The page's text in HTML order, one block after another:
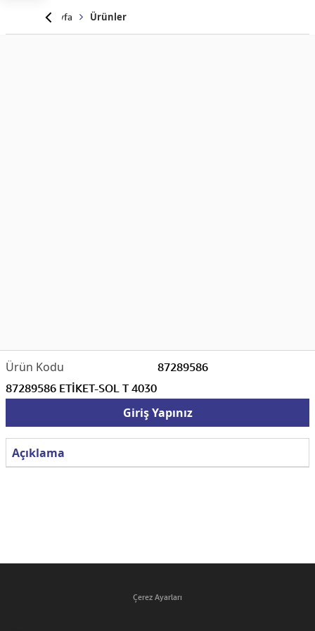
Anasayfa Ürünler
87289586
87289586 ETİKET-SOL T 4030
Giriş Yapınız
Açıklama
Çerez Ayarları